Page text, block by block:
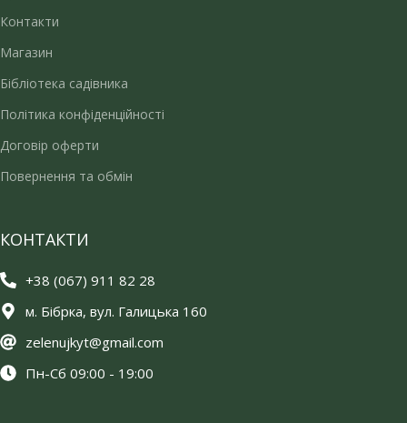
Контакти
Магазин
Бібліотека садівника
Політика конфіденційності
Договір оферти
Повернення та обмін
КОНТАКТИ
+38 (067) 911 82 28
м. Бібрка, вул. Галицька 160
zelenujkyt@gmail.com
Пн-Сб 09:00 - 19:00